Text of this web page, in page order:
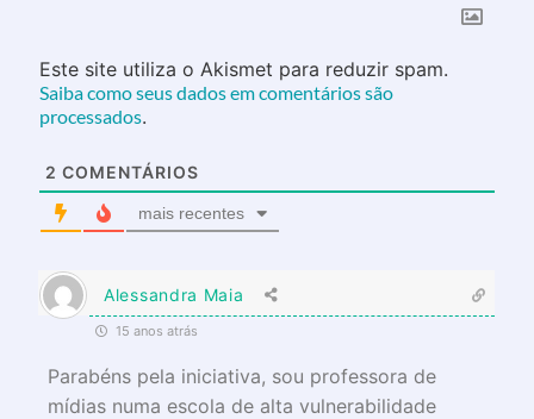
Este site utiliza o Akismet para reduzir spam.
Saiba como seus dados em comentários são
processados.
2 COMENTÁRIOS
mais recentes
Alessandra Maia
15 anos atrás
Parabéns pela iniciativa, sou professora de
mídias numa escola de alta vulnerabilidade